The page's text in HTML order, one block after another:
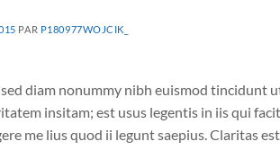
PAR P180977WOJCIK_
diam nonummy nibh euismod tincidunt
insitam; est usus legentis in iis qui
me lius quod ii legunt saepius. Claritas